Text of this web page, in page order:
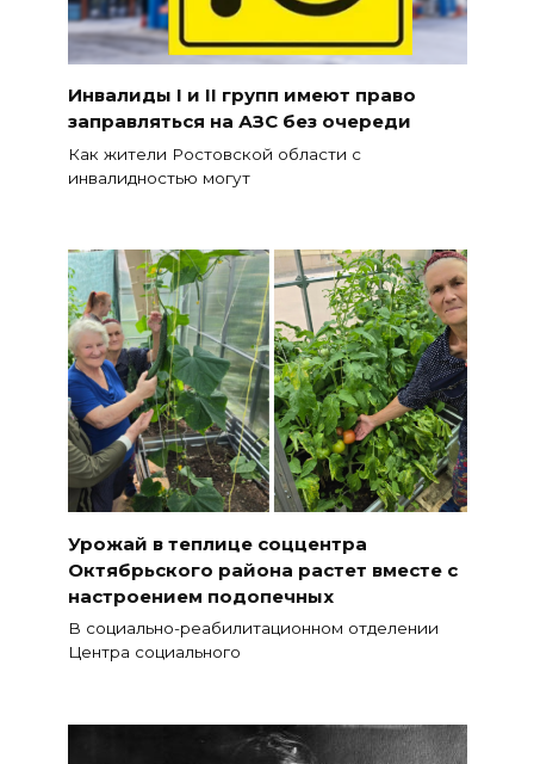
Инвалиды I и II групп имеют право
заправляться на АЗС без очереди
Как жители Ростовской области с
инвалидностью могут
Урожай в теплице соццентра
Октябрьского района растет вместе с
настроением подопечных
В социально-реабилитационном отделении
Центра социального